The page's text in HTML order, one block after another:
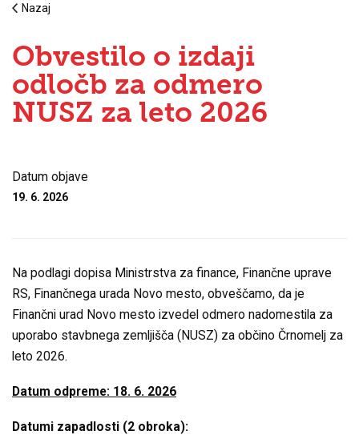
Nazaj
Obvestilo o izdaji
odločb za odmero
NUSZ za leto 2026
Datum objave
19. 6. 2026
Na podlagi dopisa Ministrstva za finance, Finančne uprave
RS, Finančnega urada Novo mesto, obveščamo, da je
Finančni urad Novo mesto izvedel odmero nadomestila za
uporabo stavbnega zemljišča (NUSZ) za občino Črnomelj za
leto 2026.
Datum odpreme: 18. 6. 2026
Datumi zapadlosti (2 obroka):